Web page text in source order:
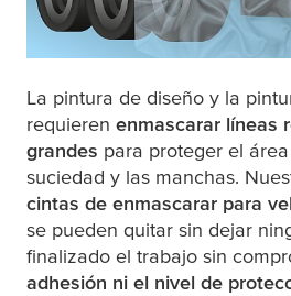
La pintura de diseño y la
requieren enmascarar líneas
grandes para proteger el
suciedad y las manchas.
cintas de enmascarar para
se pueden quitar sin dejar
finalizado el trabajo sin
adhesión ni el nivel de